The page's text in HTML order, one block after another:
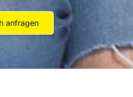
anfragen